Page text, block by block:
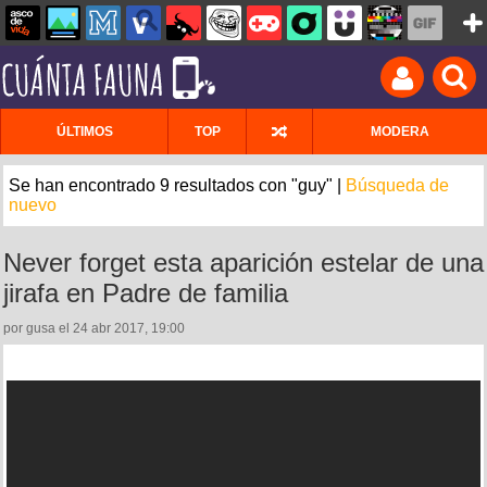
ÚLTIMOS TOP MODERA
Se han encontrado 9 resultados con "guy" |
Búsqueda de
nuevo
Never forget esta aparición estelar de una
jirafa en Padre de familia
por gusa el 24 abr 2017, 19:00